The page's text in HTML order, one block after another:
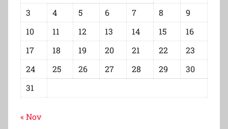
3
4 5 6 7 8
9
10
11 12 13 14 15
16
17
18 19 20 21 22
23
24
25 26 27 28 29
30
31
« Nov